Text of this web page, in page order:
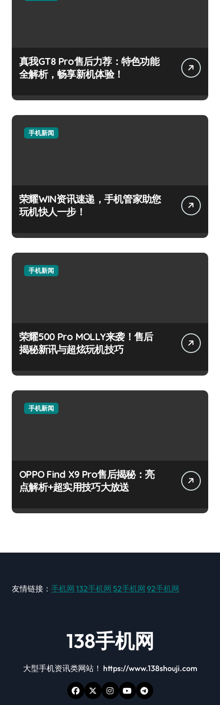
真我GT8 Pro售后力荐：特色功能
全解析，畅享新机体验！
手机新闻
荣耀WIN资讯速递，手机管家助您
玩机快人一步！
手机新闻
荣耀500 Pro MOLLY来袭！售后
揭秘新讯与超炫玩机技巧
手机新闻
OPPO Find X9 Pro售后揭秘：亮
点解析+超实用技巧大放送
友情链接： 手机网 132手机网 52手机网 92手机网
138手机网
大型手机资讯类网站！ https://www.138shouji.com